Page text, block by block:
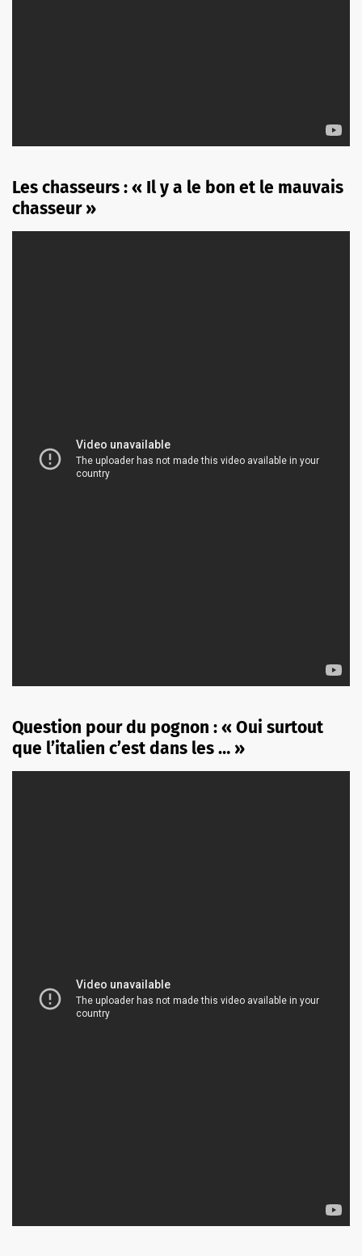
Les chasseurs : « Il y a le bon et le mauvais
chasseur »
Question pour du pognon : « Oui surtout
que l’italien c’est dans les … »